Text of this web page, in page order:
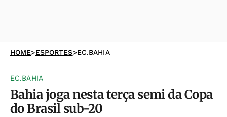
HOME>ESPORTES>EC.BAHIA
EC.BAHIA
Bahia joga nesta terça semi da Copa
do Brasil sub-20